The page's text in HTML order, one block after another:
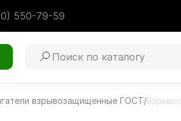
550-79-59
взрывозащищенные ГОСТ/